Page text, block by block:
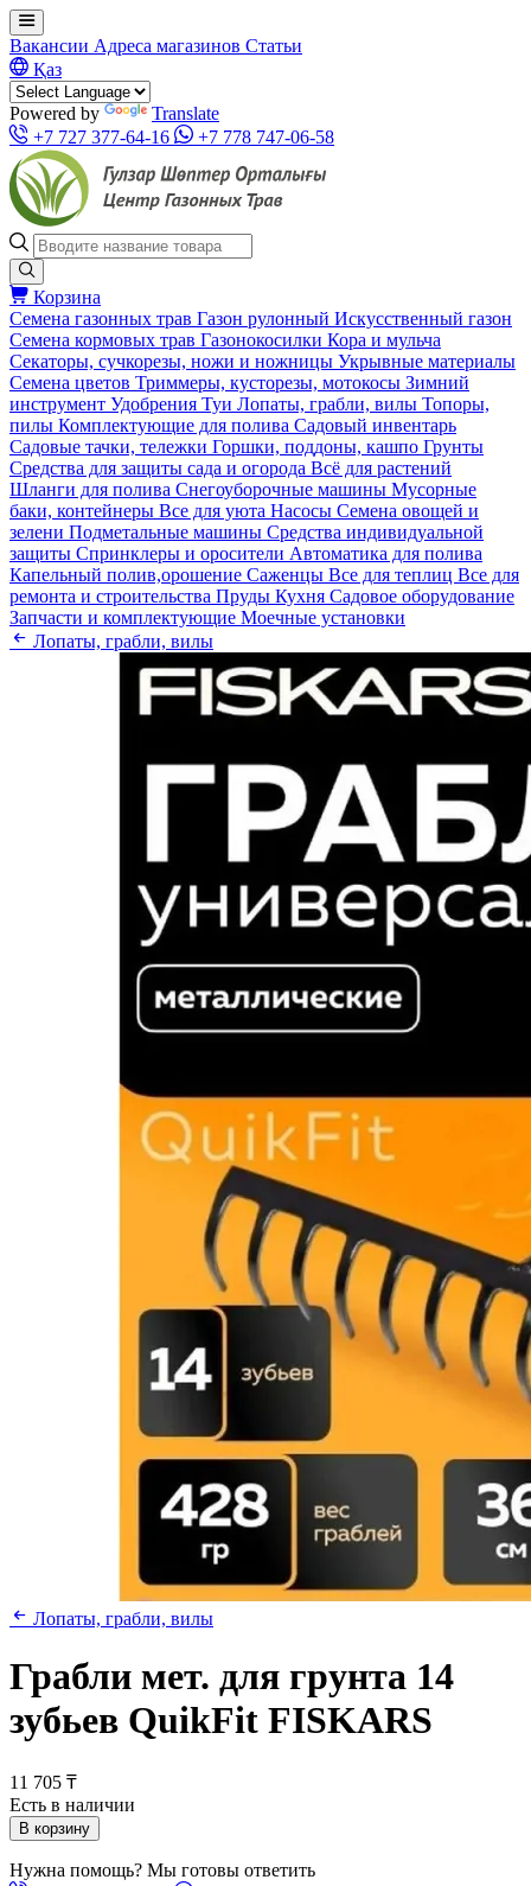
Вакансии Адреса магазинов Статьи
Қаз
Powered by
Translate
+7 727 377-64-16
+7 778 747-06-58
Корзина
Семена газонных трав Газон рулонный Искусственный газон
Семена кормовых трав Газонокосилки Кора и мульча
Секаторы, сучкорезы, ножи и ножницы Укрывные материалы
Семена цветов Триммеры, кусторезы, мотокосы Зимний
инструмент Удобрения Туи Лопаты, грабли, вилы Топоры,
пилы Комплектующие для полива Садовый инвентарь
Садовые тачки, тележки Горшки, поддоны, кашпо Грунты
Средства для защиты сада и огорода Всё для растений
Шланги для полива Снегоуборочные машины Мусорные
баки, контейнеры Все для уюта Насосы Семена овощей и
зелени Подметальные машины Средства индивидуальной
защиты Спринклеры и оросители Автоматика для полива
Капельный полив,орошение Саженцы Все для теплиц Все для
ремонта и строительства Пруды Кухня Садовое оборудование
Запчасти и комплектующие Моечные установки
Лопаты, грабли, вилы
Лопаты, грабли, вилы
Грабли мет. для грунта 14
зубьев QuikFit FISKARS
11 705 ₸
Есть в наличии
В корзину
Нужна помощь? Мы готовы ответить